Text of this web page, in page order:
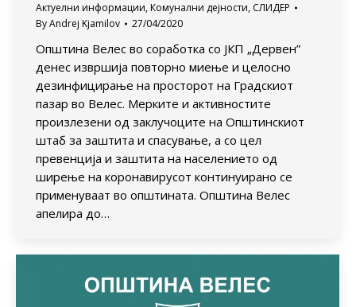
Актуелни информации, Комунални дејности, СЛИДЕР
ByAndrej Kjamilov 27/04/2020
Општина Велес во соработка со ЈКП „Дервен”
денес извршија повторно миење и целосно
дезинфицирање на просторот на Градскиот
пазар во Велес. Мерките и активностите
произлезени од заклучоците на Општинскиот
штаб за заштита и спасување, а со цел
превенција и заштита на населението од
ширење на коронавирусот континуирано се
применуваат во општината. Општина Велес
апелира до…